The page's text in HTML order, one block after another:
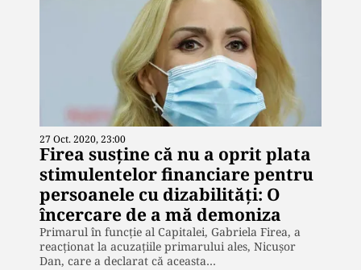
27 Oct. 2020, 23:00
Firea susține că nu a oprit plata
stimulentelor financiare pentru
persoanele cu dizabilități: O
încercare de a mă demoniza
Primarul în funcție al Capitalei, Gabriela Firea, a
reacționat la acuzațiile primarului ales, Nicușor
Dan, care a declarat că aceasta…